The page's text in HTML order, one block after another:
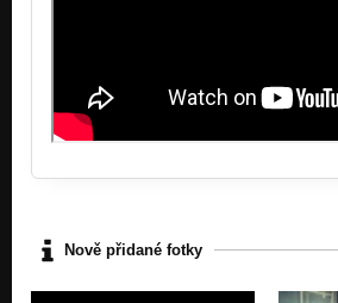
Nově přidané fotky